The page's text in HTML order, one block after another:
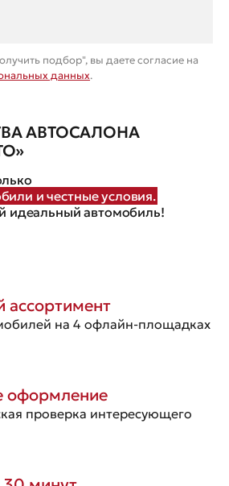
подбор", вы даете согласие на
данных.
АВТОСАЛОНА
и честные условия.
идеальный автомобиль!
на 4 офлайн-площадках
оформление
проверка интересующего